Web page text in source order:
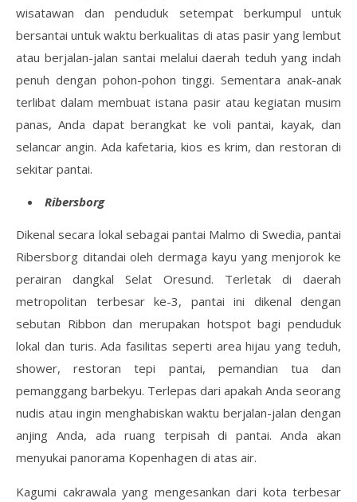
wisatawan dan penduduk setempat berkumpul untuk
bersantai untuk waktu berkualitas di atas pasir yang lembut
atau berjalan-jalan santai melalui daerah teduh yang indah
penuh dengan pohon-pohon tinggi. Sementara anak-anak
terlibat dalam membuat istana pasir atau kegiatan musim
panas, Anda dapat berangkat ke voli pantai, kayak, dan
selancar angin. Ada kafetaria, kios es krim, dan restoran di
sekitar pantai.
Ribersborg
Dikenal secara lokal sebagai pantai Malmo di Swedia, pantai
Ribersborg ditandai oleh dermaga kayu yang menjorok ke
perairan dangkal Selat Oresund. Terletak di daerah
metropolitan terbesar ke-3, pantai ini dikenal dengan
sebutan Ribbon dan merupakan hotspot bagi penduduk
lokal dan turis. Ada fasilitas seperti area hijau yang teduh,
shower, restoran tepi pantai, pemandian tua dan
pemanggang barbekyu. Terlepas dari apakah Anda seorang
nudis atau ingin menghabiskan waktu berjalan-jalan dengan
anjing Anda, ada ruang terpisah di pantai. Anda akan
menyukai panorama Kopenhagen di atas air.
Kagumi cakrawala yang mengesankan dari kota terbesar